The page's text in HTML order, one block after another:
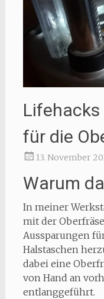
für die
13. November
Warum
In meiner
mit der
Aussparungen
Halstaschen
dabei eine
von Hand an
entlanggeführt.